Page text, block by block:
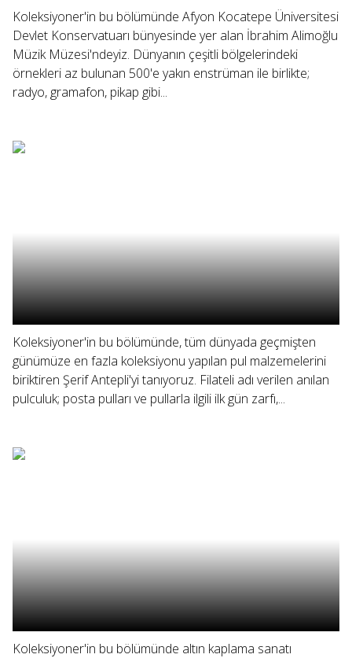
Koleksiyoner'in bu bölümünde Afyon Kocatepe Üniversitesi
Devlet Konservatuarı bünyesinde yer alan İbrahim Alimoğlu
Müzik Müzesi'ndeyiz. Dünyanın çeşitli bölgelerindeki
örnekleri az bulunan 500'e yakın enstrüman ile birlikte;
radyo, gramafon, pikap gibi...
Koleksiyoner'in bu bölümünde, tüm dünyada geçmişten
günümüze en fazla koleksiyonu yapılan pul malzemelerini
biriktiren Şerif Antepli'yi tanıyoruz. Filateli adı verilen anılan
pulculuk; posta pulları ve pullarla ilgili ilk gün zarfı,...
Koleksiyoner'in bu bölümünde altın kaplama sanatı